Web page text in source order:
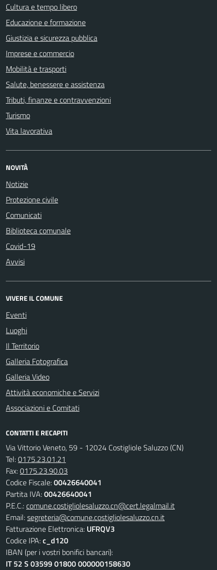
Cultura e tempo libero
Educazione e formazione
Giustizia e sicurezza pubblica
Imprese e commercio
Mobilità e trasporti
Salute, benessere e assistenza
Tributi, finanze e contravvenzioni
Turismo
Vita lavorativa
NOVITÀ
Notizie
Protezione civile
Comunicati
Biblioteca comunale
Covid-19
Avvisi
VIVERE IL COMUNE
Eventi
Luoghi
Il Territorio
Galleria Fotografica
Galleria Video
Attività economiche e Servizi
Associazioni e Comitati
CONTATTI E RECAPITI
Via Vittorio Veneto, 59 - 12024 Costigliole Saluzzo (CN)
Tel:0175.23.01.21
Fax:0175.23.90.03
Codice Fiscale:00426640041
Partita IVA:00426640041
P.E.C.:comune.costigliolesaluzzo.cn@cert.legalmail.it
Email:segreteria@comune.costigliolesaluzzo.cn.it
Fatturazione Elettronica: UFRQV3
Codice IPA:c_d120
IBAN (per i vostri bonifici bancari):
IT 52 S 03599 01800 000000158630